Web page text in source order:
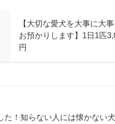
【大切な愛犬を大事に大事
お預かりします】1日1匹
円
た！知らない人には懐かない犬